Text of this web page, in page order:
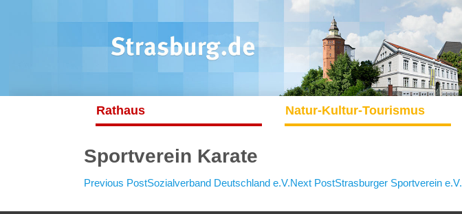
Rathaus Natur-Kultur-Tourismus
Sportverein Karate
Post
Previous PostSozialverband Deutschland e.V.Next PostStrasburger Sportverein e.V.